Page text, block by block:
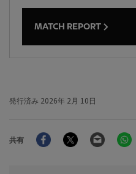
MATCH REPORT
発行済み 2026年 2月 10日
共有
FacebookTwitter Email